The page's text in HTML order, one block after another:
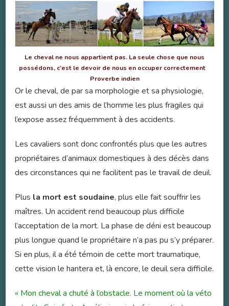
Le cheval ne nous appartient pas. La seule chose que nous
possédons, c’est le devoir de nous en occuper correctement
Proverbe indien
Or le cheval, de par sa morphologie et sa physiologie,
est aussi un des amis de l’homme les plus fragiles qui
l’expose assez fréquemment à des accidents.
Les cavaliers sont donc confrontés plus que les autres
propriétaires d’animaux domestiques à des décès dans
des circonstances qui ne facilitent pas le travail de deuil.
Plus la mort est soudaine, plus elle fait souffrir les
maîtres. Un accident rend beaucoup plus difficile
l’acceptation de la mort. La phase de déni est beaucoup
plus longue quand le propriétaire n’a pas pu s’y préparer.
Si en plus, il a été témoin de cette mort traumatique,
cette vision le hantera et, là encore, le deuil sera difficile.
« Mon cheval a chuté à l’obstacle. Le moment où la véto